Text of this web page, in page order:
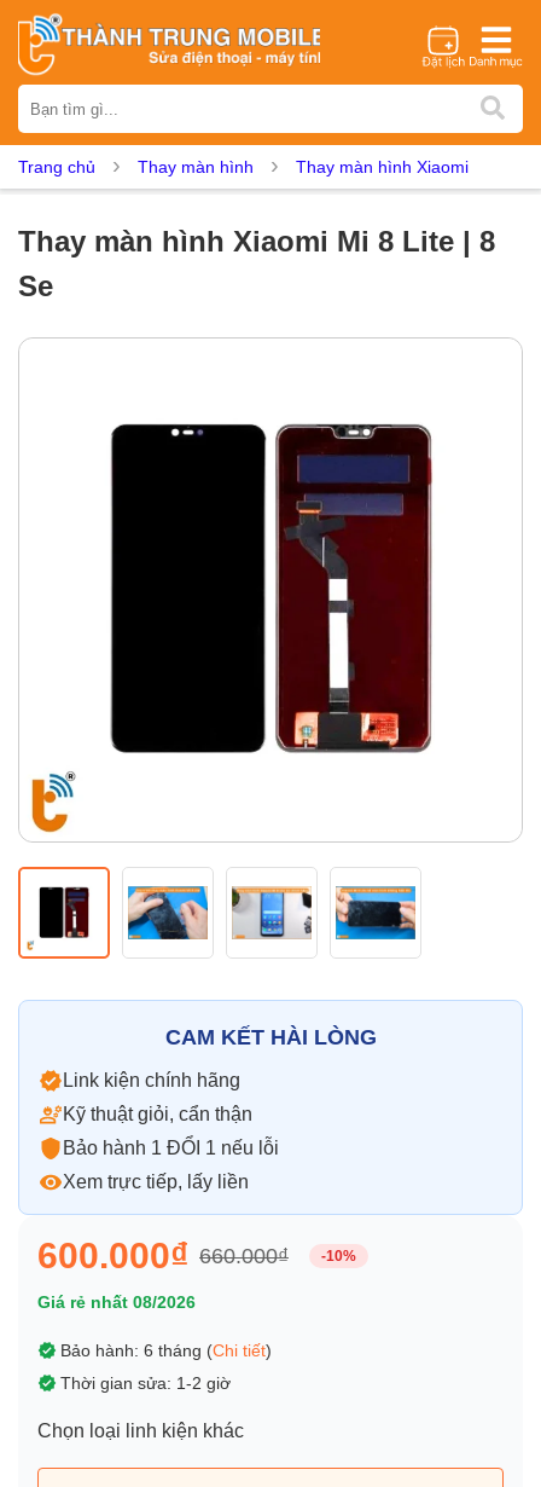
iPhone Samsung Oppo Xiaomi Realme Vivo
Vsmart
Thay loa Thay kính lưng Thay vỏ Thay chân sạc
Thay màn hình
Màn hình Realme
Màn hình Google Pixel
Pin Oppo
Vỏ iPhone Vỏ Samsung Vỏ Xiaomi Vỏ Oppo
Trang chủ Thay màn hình Thay màn hình Xiaomi
Thay màn hình Xiaomi Mi 8 Lite | 8
Se
CAM KẾT HÀI LÒNG
Link kiện chính hãng
Kỹ thuật giỏi, cẩn thận
Bảo hành 1 ĐỔI 1 nếu lỗi
Xem trực tiếp, lấy liền
600.000₫ 660.000₫ -10%
Giá rẻ nhất 08/2026
Bảo hành: 6 tháng (Chi tiết)
Thời gian sửa: 1-2 giờ
Chọn loại linh kiện khác